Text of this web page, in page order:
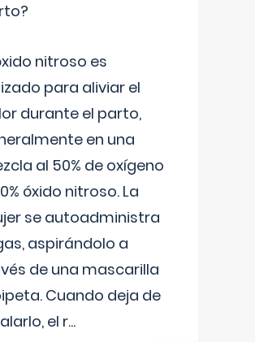
nitroso es
para aliviar el
durante el parto,
en una
al 50% de oxígeno
óxido nitroso. La
se autoadministra
aspirándolo a
de una mascarilla
Cuando deja de
el r...